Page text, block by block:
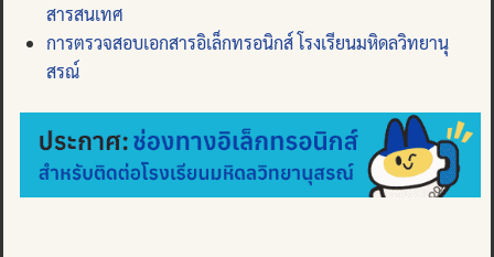
สารสนเทศ
การตรวจสอบเอกสารอิเล็กทรอนิกส์ โรงเรียนมหิดลวิทยานุ
สรณ์